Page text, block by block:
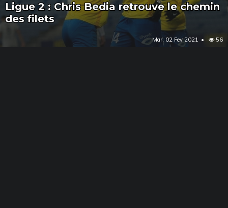
Ligue 2 : Chris Bedia retrouve le chemin
des filets
Mar, 02 Fev 2021 56